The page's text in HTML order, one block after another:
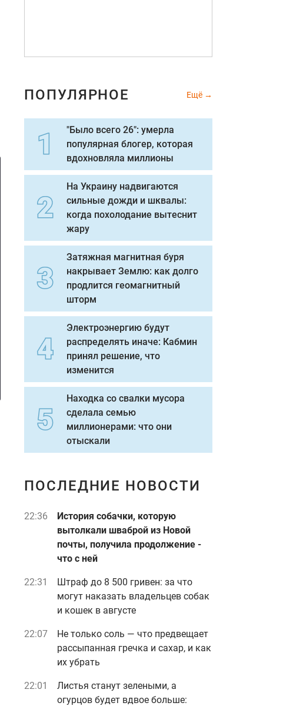
ПОПУЛЯРНОЕ Ещё
"Было всего 26": умерла
популярная блогер, которая
вдохновляла миллионы
На Украину надвигаются
сильные дожди и шквалы:
когда похолодание вытеснит
жару
Затяжная магнитная буря
накрывает Землю: как долго
продлится геомагнитный
шторм
Электроэнергию будут
распределять иначе: Кабмин
принял решение, что
изменится
Находка со свалки мусора
сделала семью
миллионерами: что они
отыскали
ПОСЛЕДНИЕ НОВОСТИ
22:36
История собачки, которую
вытолкали шваброй из Новой
почты, получила продолжение -
что с ней
22:31
Штраф до 8 500 гривен: за что
могут наказать владельцев собак
и кошек в августе
22:07
Не только соль — что предвещает
рассыпанная гречка и сахар, и как
их убрать
22:01
Листья станут зелеными, а
огурцов будет вдвое больше: